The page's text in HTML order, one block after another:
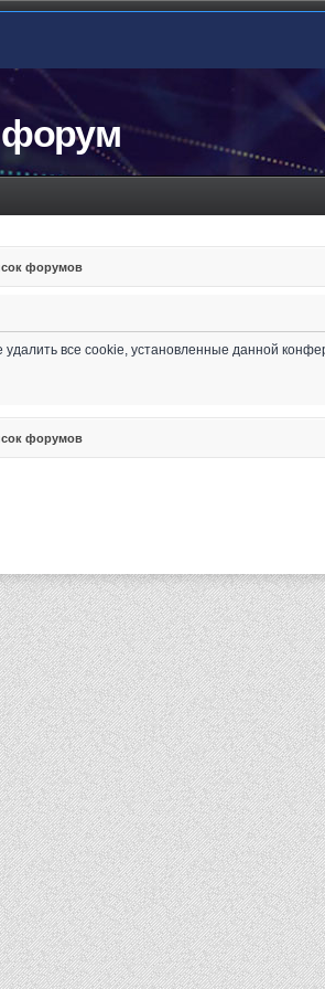
форумов
удалить все cookie, установленные данной
форумов